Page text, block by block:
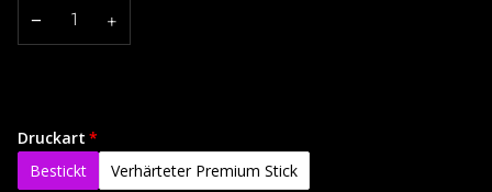
− +
Druckart
Bestickt
Verhärteter Premium Stick